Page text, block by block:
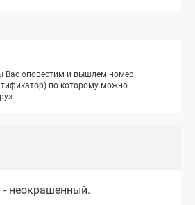
Вас оповестим и вышлем номер
по которому можно
неокрашенный.